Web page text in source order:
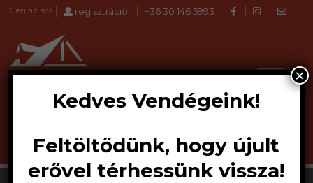
Geri az ács regisztráció +36 30 146 5993
Products
KERESÉS
Kedves Vendégeink!
Feltöltődünk, hogy újult
erővel térhessünk vissza!
×